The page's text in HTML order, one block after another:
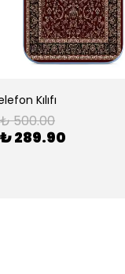
Kılıfı
₺ 500.00
₺ 289.90